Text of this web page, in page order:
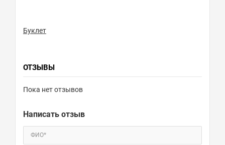
Буклет
ОТЗЫВЫ
Пока нет отзывов
Написать отзыв
ФИО*